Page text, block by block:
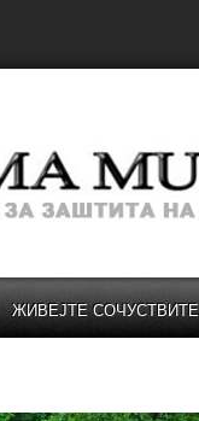
ЖИВЕЈТЕ